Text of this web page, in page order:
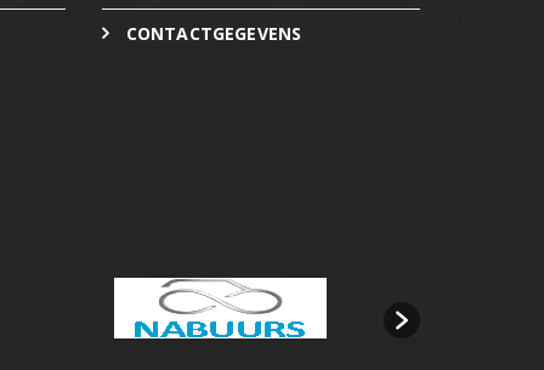
CONTACTGEGEVENS